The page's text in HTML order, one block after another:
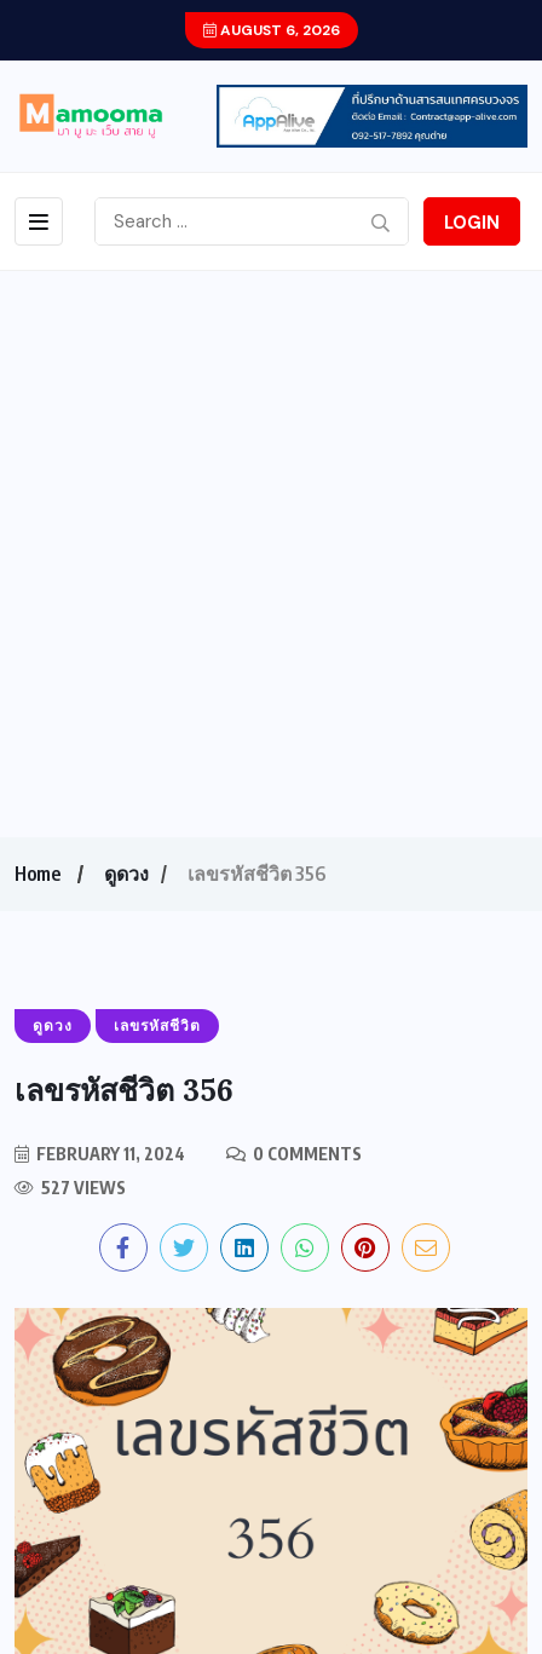
AUGUST 6, 2026
LOGIN
Home ดูดวง เลขรหัสชีวิต 356
ดูดวง เลขรหัสชีวิต
เลขรหัสชีวิต 356
FEBRUARY 11, 2024
0 COMMENTS
527 VIEWS